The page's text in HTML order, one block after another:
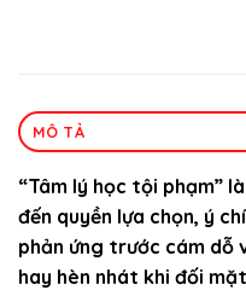
MÔ TẢ
“Tâm lý học tội phạm”
đến quyền lựa chọn, ý
phản ứng trước cám dỗ
hay hèn nhát khi đối